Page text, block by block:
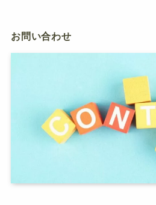
お問い合わせ